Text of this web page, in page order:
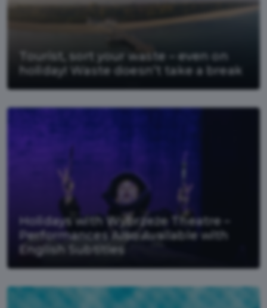
Tourist, sort your waste – even on
holiday! Waste doesn’t take a break
Holidays with Wybrzeże Theatre –
Performances Also Available with
English Subtitles